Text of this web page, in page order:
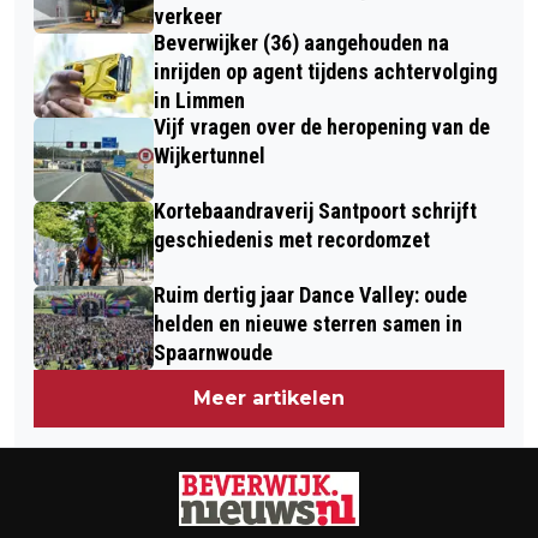
MEEST DUURZAME MANIER.
HEEMSKERKverkeer
Beverwijker (36) aangehouden na
inrijden op agent tijdens achtervolging
in Limmen
Vijf vragen over de heropening van de
Wijkertunnel
Kortebaandraverij Santpoort schrijft
geschiedenis met recordomzet
Ruim dertig jaar Dance Valley: oude
helden en nieuwe sterren samen in
Spaarnwoude
Meer artikelen